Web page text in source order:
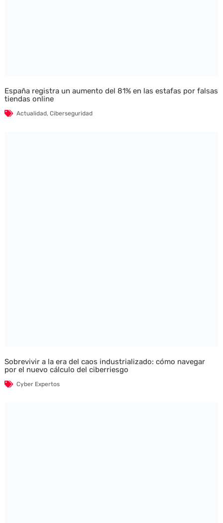
España registra un aumento del 81% en las estafas por falsas
tiendas online
Actualidad, Ciberseguridad
Sobrevivir a la era del caos industrializado: cómo navegar
por el nuevo cálculo del ciberriesgo
Cyber Expertos